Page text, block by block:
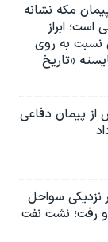
مکه نشانه
است؛ ابراز
نسبت به روی
«تاریخ
پیمان دفاعی
سواحل
رفت؛ نشت نفت